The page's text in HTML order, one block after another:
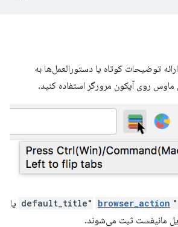
ارائه توضیحات کوتاه یا دستورالعمل‌ها به
ماوس روی آیکون مرورگر استفاده کنید.
"default_title"
browser_action یا
مانیفست ثبت می‌شوند.